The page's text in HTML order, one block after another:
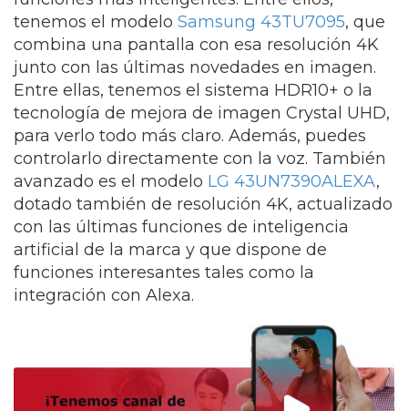
tenemos el modelo Samsung 43TU7095, que
combina una pantalla con esa resolución 4K
junto con las últimas novedades en imagen.
Entre ellas, tenemos el sistema HDR10+ o la
tecnología de mejora de imagen Crystal UHD,
para verlo todo más claro. Además, puedes
controlarlo directamente con la voz. También
avanzado es el modelo LG 43UN7390ALEXA,
dotado también de resolución 4K, actualizado
con las últimas funciones de inteligencia
artificial de la marca y que dispone de
funciones interesantes tales como la
integración con Alexa.